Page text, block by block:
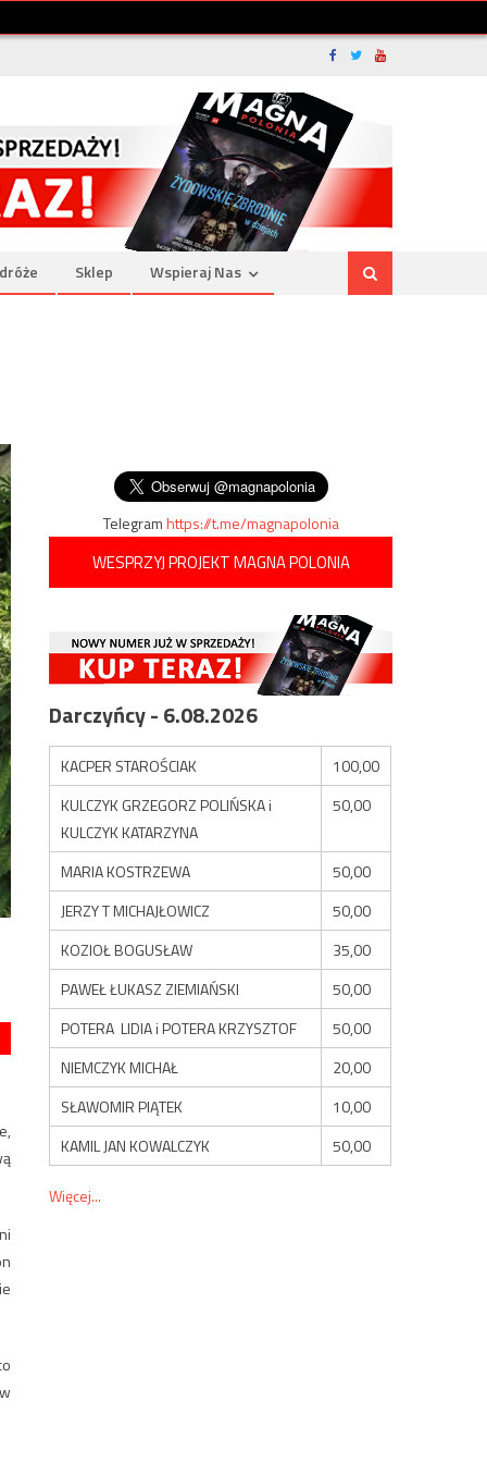
Sklep Wspieraj Nas
Telegramhttps://t.me/magnapolonia
WESPRZYJ PROJEKT MAGNA POLONIA
Darczyńcy - 6.08.2026
KACPER STAROŚCIAK
100,00
KULCZYK GRZEGORZ POLIŃSKA i
KULCZYK KATARZYNA
50,00
MARIA KOSTRZEWA
50,00
JERZY T MICHAJŁOWICZ
50,00
KOZIOŁ BOGUSŁAW
35,00
PAWEŁ ŁUKASZ ZIEMIAŃSKI
50,00
POTERA LIDIA i POTERA KRZYSZTOF
50,00
NIEMCZYK MICHAŁ
20,00
SŁAWOMIR PIĄTEK
10,00
KAMIL JAN KOWALCZYK
50,00
Więcej...